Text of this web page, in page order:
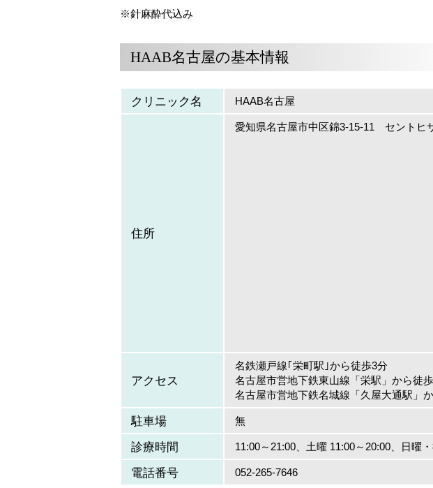
※針麻酔代込み
HAAB名古屋の基本情報
クリニック名 HAAB名古屋
住所
愛知県名古屋市中区錦3-15-11 セントヒ
アクセス
名鉄瀬戸線｢栄町駅｣から徒歩3分
名古屋市営地下鉄東山線「栄駅」から徒
名古屋市営地下鉄名城線「久屋大通駅」
駐車場 無
診療時間 11:00～21:00、土曜 11:00～20:00、日曜
電話番号 052-265-7646